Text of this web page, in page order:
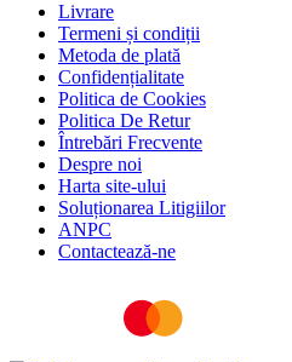
Livrare
Termeni și condiții
Metoda de plată
Confidențialitate
Politica de Cookies
Politica De Retur
Întrebări Frecvente
Despre noi
Harta site-ului
Soluționarea Litigiilor
ANPC
Contactează-ne